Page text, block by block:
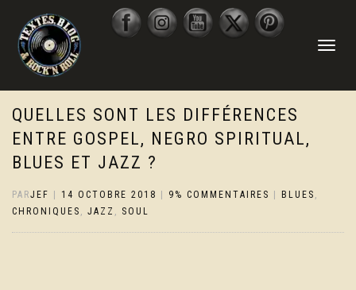
DÉPLIER
QUELLES SONT LES DIFFÉRENCES
ENTRE GOSPEL, NEGRO SPIRITUAL,
BLUES ET JAZZ ?
PARJEF 14 OCTOBRE 2018 9% COMMENTAIRES BLUES ,
CHRONIQUES , JAZZ , SOUL